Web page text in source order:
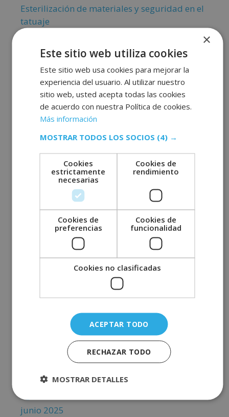
Esterilización de materiales y seguridad en el
tatuaje
profesional?
Día mundial del emprendimiento: impulsa tu
Archivos
julio 2026
febrero 2026
diciembre 2025
octubre 2025
junio 2025
×
Este sitio web utiliza cookies
Este sitio web usa cookies para mejorar la
experiencia del usuario. Al utilizar nuestro
sitio web, usted acepta todas las cookies
de acuerdo con nuestra Política de cookies.
Más información
MOSTRAR TODOS LOS SOCIOS (4) →
Cookies
estrictamente
necesarias
Cookies de
rendimiento
Cookies de
preferencias
Cookies de
funcionalidad
Cookies no clasificadas
ACEPTAR TODO
RECHAZAR TODO
MOSTRAR DETALLES